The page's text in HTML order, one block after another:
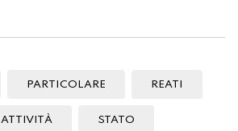
PARTICOLARE REATI
ATTIVITÀ STATO